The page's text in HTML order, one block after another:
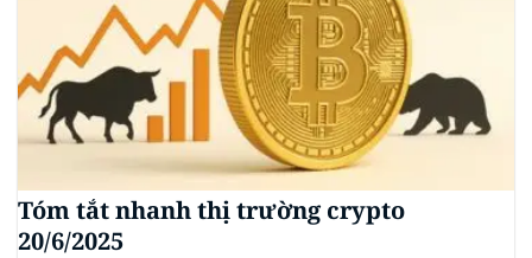
Tóm tắt nhanh thị trường crypto
20/6/2025